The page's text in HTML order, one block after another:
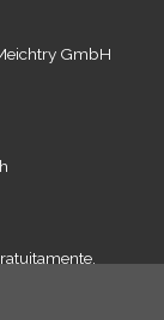
GmbH